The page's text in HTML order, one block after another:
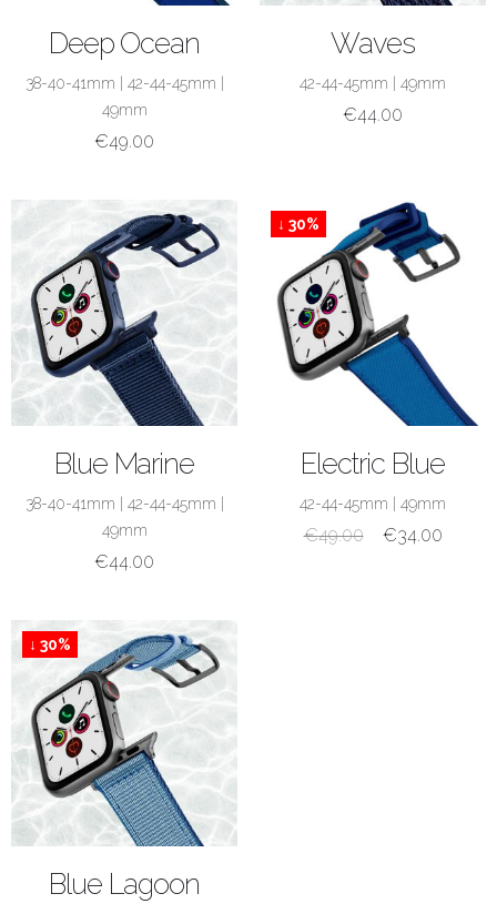
Deep Ocean
38-40-41mm 42-44-45mm
49mm
€49.00
Waves
42-44-45mm 49mm
€44.00
Blue Marine
38-40-41mm 42-44-45mm
49mm
€44.00
↓ 30%
Electric Blue
42-44-45mm 49mm
€49.00 €34.00
↓ 30%
Blue Lagoon